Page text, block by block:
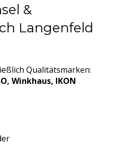
&
Langenfeld
Qualitätsmarken:
Winkhaus, IKON